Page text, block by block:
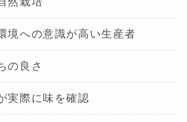
境への意識が高い生産者
の良さ
実際に味を確認